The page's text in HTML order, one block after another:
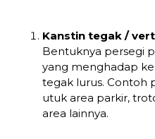
Kanstin tegak /
Bentuknya persegi
yang menghadap
tegak lurus. Contoh
utuk area parkir,
area lainnya.